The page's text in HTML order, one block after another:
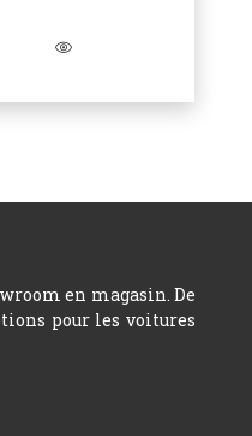
en magasin. De
pour les voitures